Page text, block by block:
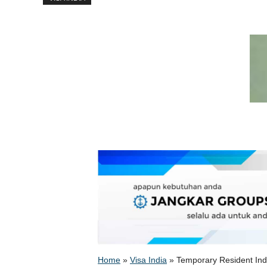
Home » Visa India » Temporary Resident